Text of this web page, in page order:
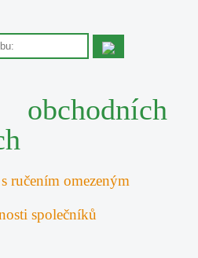
ručením omezeným
společníků